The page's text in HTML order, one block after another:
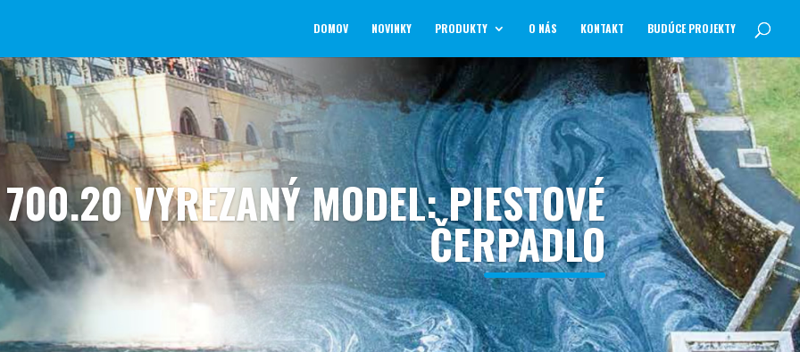
DOMOV NOVINKY PRODUKTY O NÁS KONTAKT BUDÚCE PROJEKTY
VYREZANÝ MODEL: PIESTOVÉ
ČERPADLO